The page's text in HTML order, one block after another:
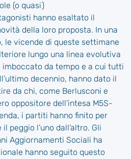
(o quasi)
hanno esaltato il
della loro proposta. In una
le vicende di queste settimane
lungo una linea evolutiva
da tempo e a cui tutti
decennio, hanno dato il
da chi, come Berlusconi e
oppositore dell’intesa M5S-
i partiti hanno finito per
peggio l’uno dall’altro. Gli
Aggiornamenti Sociali ha
hanno seguito questo